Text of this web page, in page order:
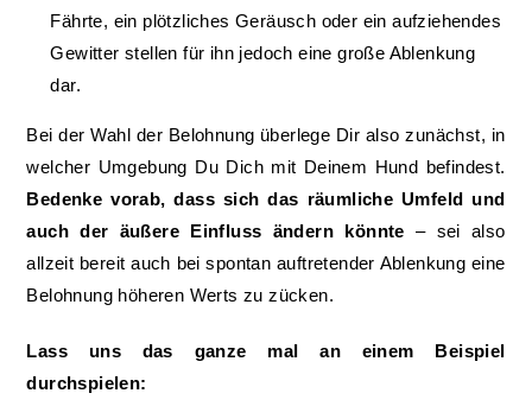
Fährte, ein plötzliches Geräusch oder ein aufziehendes
Gewitter stellen für ihn jedoch eine große Ablenkung
dar.
Bei der Wahl der Belohnung überlege Dir also zunächst, in
welcher Umgebung Du Dich mit Deinem Hund befindest.
Bedenke vorab, dass sich das räumliche Umfeld und
auch der äußere Einfluss ändern könnte – sei also
allzeit bereit auch bei spontan auftretender Ablenkung eine
Belohnung höheren Werts zu zücken.
Lass uns das ganze mal an einem Beispiel
durchspielen: